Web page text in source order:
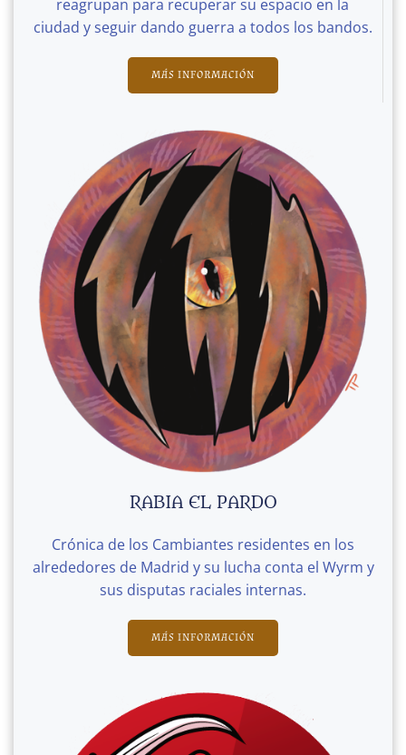
reagrupan para recuperar su espacio en la
ciudad y seguir dando guerra a todos los bandos.
MÁS INFORMACIÓN
RABIA EL PARDO
Crónica de los Cambiantes residentes en los
alrededores de Madrid y su lucha conta el Wyrm y
sus disputas raciales internas.
MÁS INFORMACIÓN